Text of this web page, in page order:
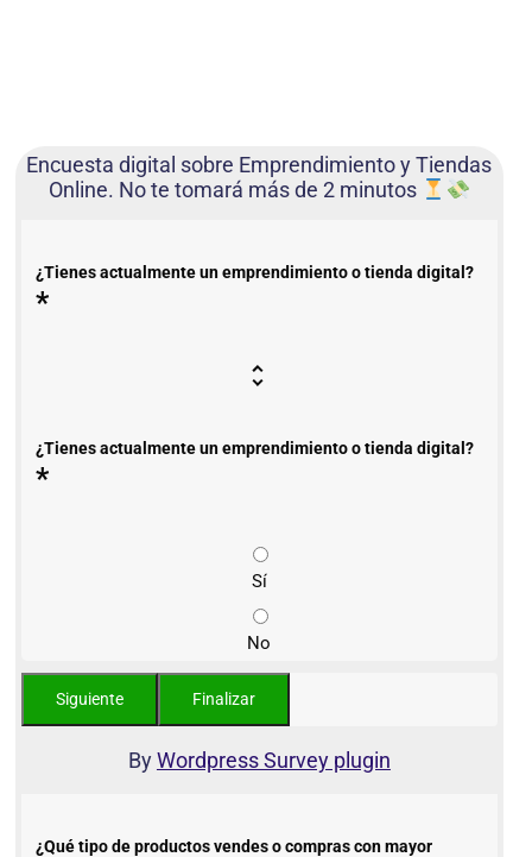
Encuesta digital sobre Emprendimiento y Tiendas
Online. No te tomará más de 2 minutos
¿Tienes actualmente un emprendimiento o tienda digital?
*
¿Tienes actualmente un emprendimiento o tienda digital?
*
Sí
No
ByWordpress Survey plugin
¿Qué tipo de productos vendes o compras con mayor